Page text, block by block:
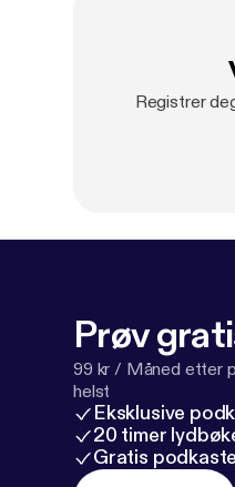
Registrer
Prøv
99 kr / Måned etter
helst
Eksklusive
20 timer
Gratis